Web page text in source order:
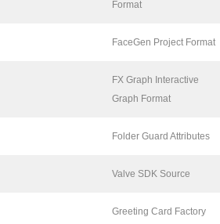
Format
FaceGen Project Format
FX Graph Interactive
Graph Format
Folder Guard Attributes
Valve SDK Source
Greeting Card Factory